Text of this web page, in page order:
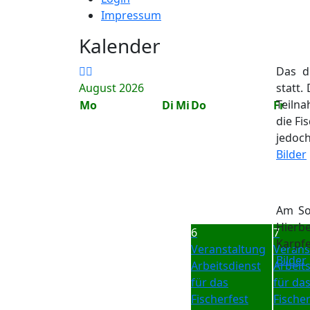
Impressum
Kalender
August 2026
Mo
Di MiDo Fr
6
Veranstaltung
Arbeitsdienst
für das
Fischerfest
7
für das
Das
statt.
die
Bilder
Am
Bilder